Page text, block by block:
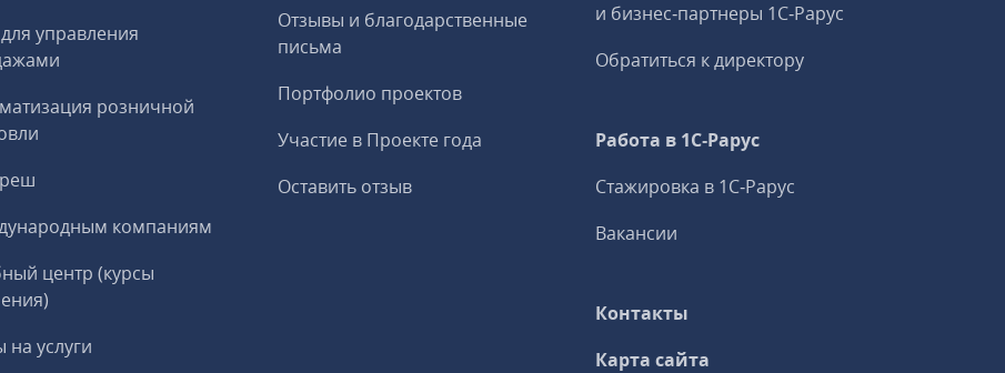
для управления
розничной
компаниям
центр (курсы
на услуги
Отзывы и благодарственные
письма
Портфолио проектов
Участие в Проекте года
Оставить отзыв
и бизнес‑партнеры 1С‑Рарус
Обратиться к директору
Работа в 1С‑Рарус
Стажировка в 1С‑Рарус
Вакансии
Контакты
Карта сайта